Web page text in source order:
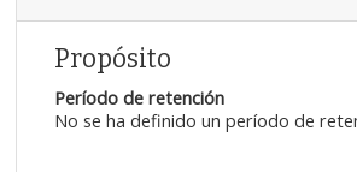
Propósito
Período de retención
No se ha definido un período de